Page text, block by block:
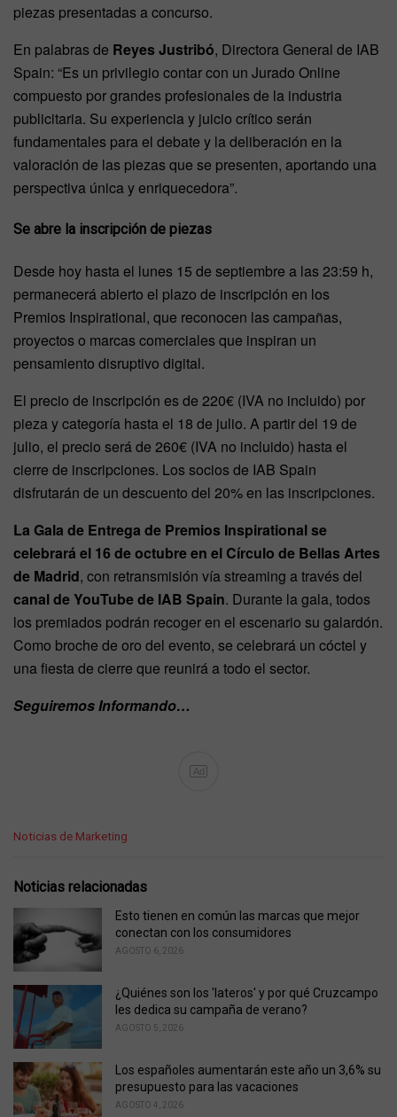
piezas presentadas a concurso.
En palabras de Reyes Justribó, Directora General de IAB
Spain: “Es un privilegio contar con un Jurado Online
compuesto por grandes profesionales de la industria
publicitaria. Su experiencia y juicio crítico serán
fundamentales para el debate y la deliberación en la
valoración de las piezas que se presenten, aportando una
perspectiva única y enriquecedora”.
Se abre la inscripción de piezas
Desde hoy hasta el lunes 15 de septiembre a las 23:59 h,
permanecerá abierto el plazo de inscripción en los
Premios Inspirational, que reconocen las campañas,
proyectos o marcas comerciales que inspiran un
pensamiento disruptivo digital.
El precio de inscripción es de 220€ (IVA no incluido) por
pieza y categoría hasta el 18 de julio. A partir del 19 de
julio, el precio será de 260€ (IVA no incluido) hasta el
cierre de inscripciones. Los socios de IAB Spain
disfrutarán de un descuento del 20% en las inscripciones.
La Gala de Entrega de Premios Inspirational se
celebrará el 16 de octubre en el Círculo de Bellas Artes
de Madrid, con retransmisión vía streaming a través del
canal de YouTube de IAB Spain. Durante la gala, todos
los premiados podrán recoger en el escenario su galardón.
Como broche de oro del evento, se celebrará un cóctel y
una fiesta de cierre que reunirá a todo el sector.
Seguiremos Informando…
Ad
C
e
e
Noticias de Marketing
Noticias relacionadas
Esto tienen en común las marcas que mejor
conectan con los consumidores
AGOSTO 6, 2026
¿Quiénes son los 'lateros' y por qué Cruzcampo
les dedica su campaña de verano?
AGOSTO 5, 2026
Los españoles aumentarán este año un 3,6% su
presupuesto para las vacaciones
AGOSTO 4, 2026